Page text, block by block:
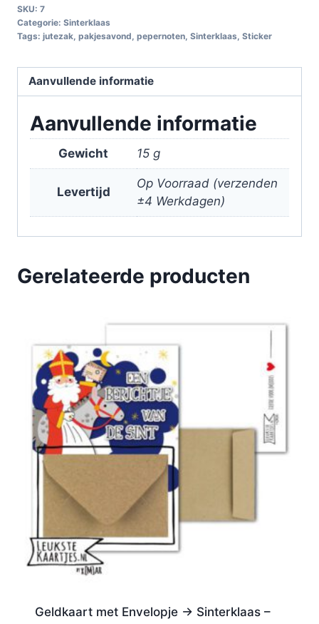
SKU: 7
Categorie: Sinterklaas
Tags: jutezak pakjesavond pepernoten Sinterklaas Sticker
Aanvullende informatie
Aanvullende informatie
Gewicht 15 g
Levertijd
Op Voorraad (verzenden
±4 Werkdagen)
Gerelateerde producten
Geldkaart met Envelopje -> Sinterklaas –